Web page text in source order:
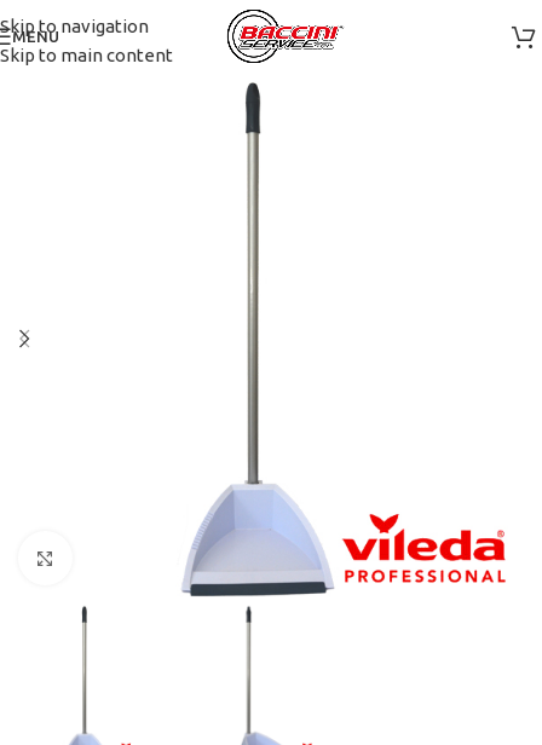
Skip to navigation
Skip to main content
MENU
Click to enlarge